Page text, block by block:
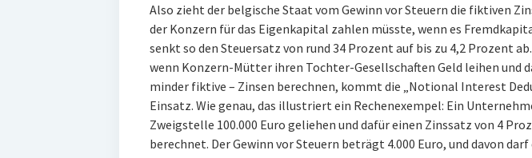
Also zieht der belgische Staat vom Gewinn vor Steuern die fiktiven
der Konzern für das Eigenkapital zahlen müsste, wenn es
senkt so den Steuersatz von rund 34 Prozent auf bis zu 4,2 Prozent
wenn Konzern-Mütter ihren Tochter-Gesellschaften Geld leihen und
minder fiktive – Zinsen berechnen, kommt die „Notional Interest
Einsatz. Wie genau, das illustriert ein Rechenexempel: Ein
Zweigstelle 100.000 Euro geliehen und dafür einen Zinssatz von 4
berechnet. Der Gewinn vor Steuern beträgt 4.000 Euro, und davon